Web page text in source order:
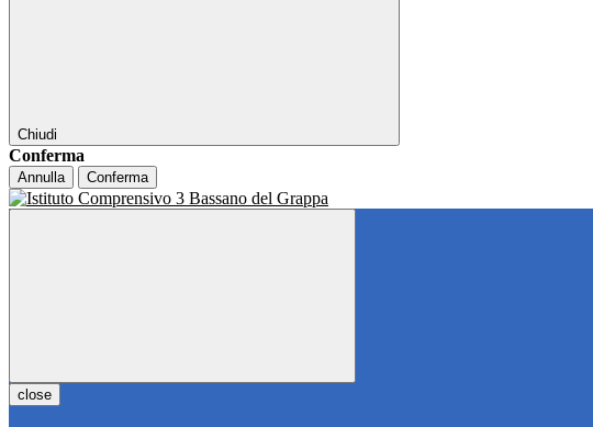
Chiudi
Conferma
Annulla Conferma
close